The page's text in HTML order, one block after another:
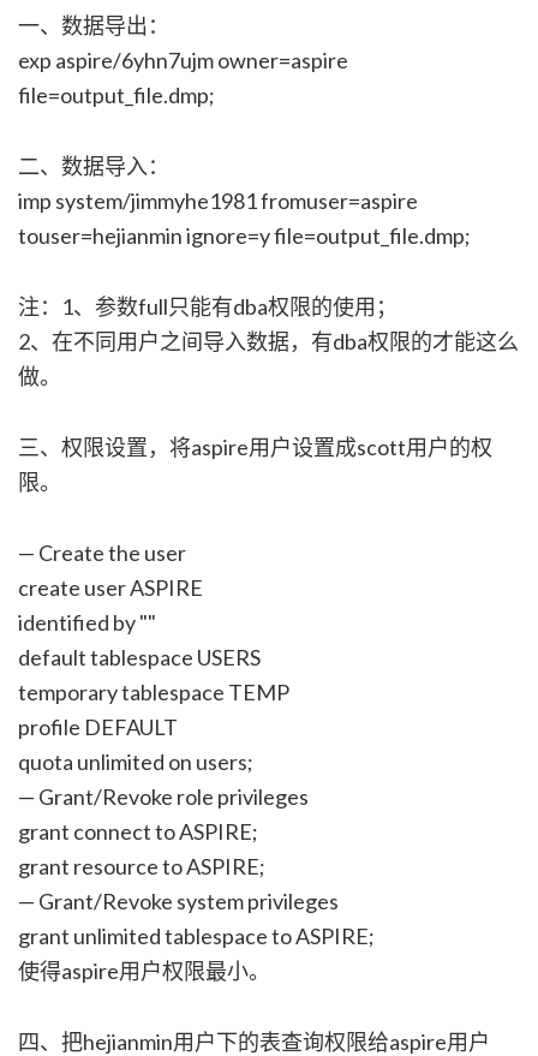
一、数据导出：
exp aspire/6yhn7ujm owner=aspire
file=output_file.dmp;
二、数据导入：
imp system/jimmyhe1981 fromuser=aspire
touser=hejianmin ignore=y file=output_file.dmp;
注：1、参数full只能有dba权限的使用；
2、在不同用户之间导入数据，有dba权限的才能这么
做。
三、权限设置，将aspire用户设置成scott用户的权
限。
— Create the user
create user ASPIRE
identified by ""
default tablespace USERS
temporary tablespace TEMP
profile DEFAULT
quota unlimited on users;
— Grant/Revoke role privileges
grant connect to ASPIRE;
grant resource to ASPIRE;
— Grant/Revoke system privileges
grant unlimited tablespace to ASPIRE;
使得aspire用户权限最小。
四、把hejianmin用户下的表查询权限给aspire用户